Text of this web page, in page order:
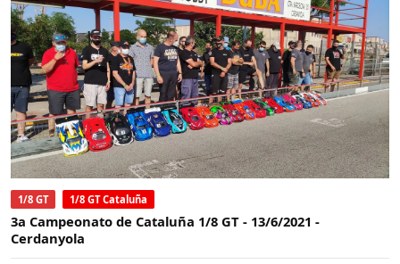
1/8 GT 1/8 GT Cataluña
3a Campeonato de Cataluña 1/8 GT - 13/6/2021 -
Cerdanyola